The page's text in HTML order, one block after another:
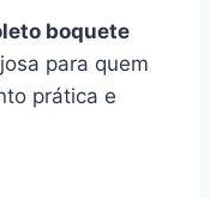
boquete
para quem
prática e